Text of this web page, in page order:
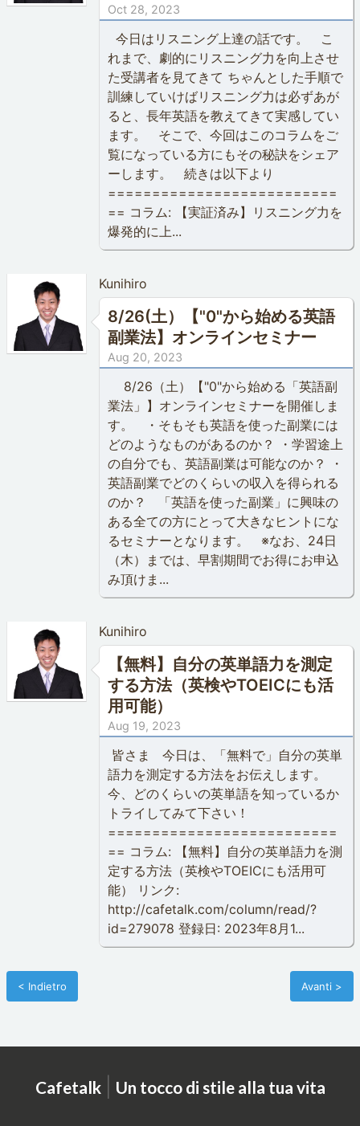
Oct 28, 2023
今日はリスニング上達の話です。 こ
れまで、劇的にリスニング力を向上させ
た受講者を見てきて ちゃんとした手順で
訓練していけばリスニング力は必ずあが
ると、長年英語を教えてきて実感してい
ます。 そこで、今回はこのコラムをご
覧になっている方にもその秘訣をシェア
ーします。 続きは以下より
==========================
== コラム: 【実証済み】リスニング力を
爆発的に上...
Kunihiro
8/26(土）【"0"から始める英語
副業法】オンラインセミナー
Aug 20, 2023
8/26（土）【"0"から始める「英語副
業法」】オンラインセミナーを開催しま
す。 ・そもそも英語を使った副業には
どのようなものがあるのか？ ・学習途上
の自分でも、英語副業は可能なのか？ ・
英語副業でどのくらいの収入を得られる
のか？ 「英語を使った副業」に興味の
ある全ての方にとって大きなヒントにな
るセミナーとなります。 ※なお、24日
（木）までは、早割期間でお得にお申込
み頂けま...
Kunihiro
【無料】自分の英単語力を測定
する方法（英検やTOEICにも活
用可能）
Aug 19, 2023
皆さま 今日は、「無料で」自分の英単
語力を測定する方法をお伝えします。
今、どのくらいの英単語を知っているか
トライしてみて下さい！
==========================
== コラム: 【無料】自分の英単語力を測
定する方法（英検やTOEICにも活用可
能） リンク:
http://cafetalk.com/column/read/?
id=279078 登録日: 2023年8月1...
< Indietro Avanti >
Cafetalk | Un tocco di stile alla tua vita